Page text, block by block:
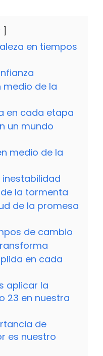
en tiempos
medio de la
en cada etapa
un mundo
medio de la
inestabilidad
la tormenta
de la promesa
de cambio
en cada
aplicar la
23 en nuestra
de
es nuestro